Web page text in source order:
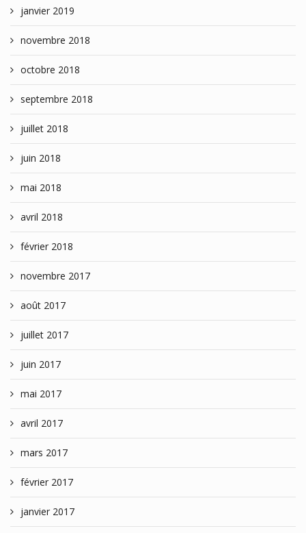
janvier 2019
novembre 2018
octobre 2018
septembre 2018
juillet 2018
juin 2018
mai 2018
avril 2018
février 2018
novembre 2017
août 2017
juillet 2017
juin 2017
mai 2017
avril 2017
mars 2017
février 2017
janvier 2017